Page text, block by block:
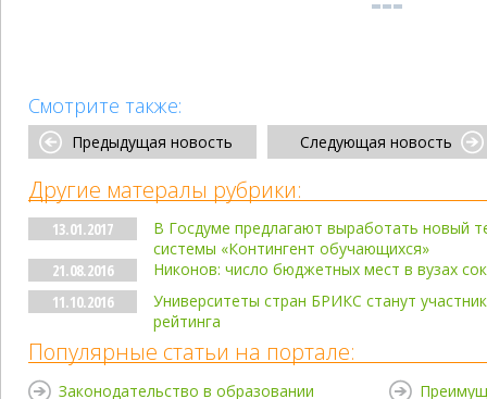
Смотрите также:
Предыдущая новость Следующая новость
Другие матералы рубрики:
13.01.2017
В Госдуме предлагают выработать новый
системы «Контингент обучающихся»
21.08.2016
Никонов: число бюджетных мест в вузах
11.10.2016
Университеты стран БРИКС станут
рейтинга
Популярные статьи на портале:
Законодательство в образовании